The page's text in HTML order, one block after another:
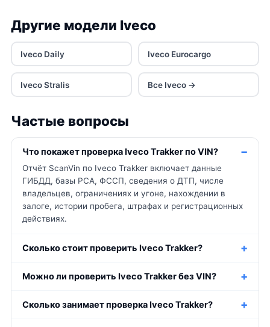
Другие модели Iveco
Iveco Daily Iveco Eurocargo
Iveco Stralis Все Iveco →
Частые вопросы
Что покажет проверка Iveco Trakker по VIN?
Отчёт ScanVin по Iveco Trakker включает данные
ГИБДД, базы РСА, ФССП, сведения о ДТП, числе
владельцев, ограничениях и угоне, нахождении в
залоге, истории пробега, штрафах и регистрационных
действиях.
Сколько стоит проверить Iveco Trakker?
Можно ли проверить Iveco Trakker без VIN?
Сколько занимает проверка Iveco Trakker?